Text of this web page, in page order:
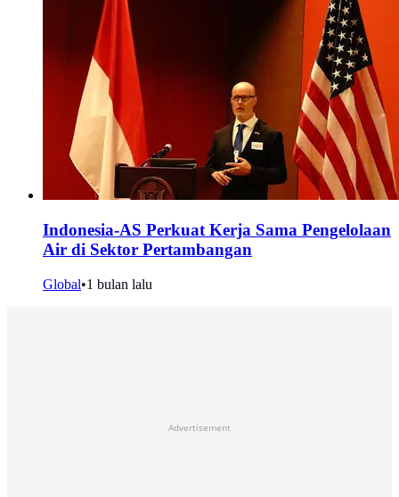
Indonesia-AS Perkuat Kerja Sama Pengelolaan
Air di Sektor Pertambangan
Global•1 bulan lalu
Advertisement